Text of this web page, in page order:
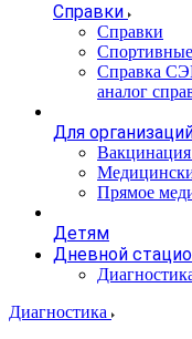
Справки
Справки
Справка
аналог
Для
Вакцинация
Прямое
Детям
Дневной
Диагностика